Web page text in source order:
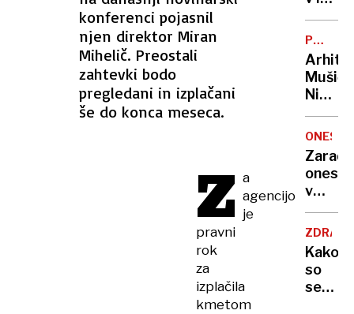
konferenci pojasnil
njen direktor Miran
Mihelič. Preostali
zahtevki bodo
pregledani in izplačani
še do konca meseca.
Z a
agencijo
je
pravni
rok
za
izplačila
kmetom
ženo
na
nov
rekord
CENTER
Mušič:
Nikoli
nisem
da je
to v
moji
sploh
Zaradi
v
delu
voda
Kako
so
se